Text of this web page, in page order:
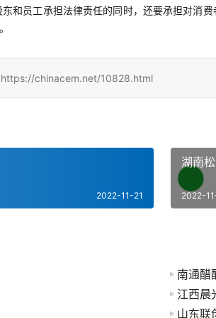
和员工承担法律责任的同时，还要承担对消
https://chinacem.net/10828.html
2022-11-21
湖南
2022-
南通醋
江西晨
山东联